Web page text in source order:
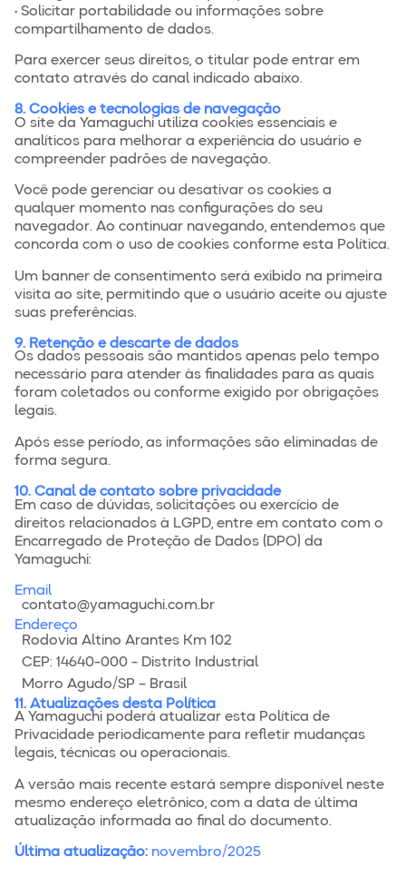
• Solicitar portabilidade ou informações sobre
compartilhamento de dados.
Para exercer seus direitos, o titular pode entrar em
contato através do canal indicado abaixo.
8. Cookies e tecnologias de navegação
O site da Yamaguchi utiliza cookies essenciais e
analíticos para melhorar a experiência do usuário e
compreender padrões de navegação.
Você pode gerenciar ou desativar os cookies a
qualquer momento nas configurações do seu
navegador. Ao continuar navegando, entendemos que
concorda com o uso de cookies conforme esta Política.
Um banner de consentimento será exibido na primeira
visita ao site, permitindo que o usuário aceite ou ajuste
suas preferências.
9. Retenção e descarte de dados
Os dados pessoais são mantidos apenas pelo tempo
necessário para atender às finalidades para as quais
foram coletados ou conforme exigido por obrigações
legais.
Após esse período, as informações são eliminadas de
forma segura.
10. Canal de contato sobre privacidade
Em caso de dúvidas, solicitações ou exercício de
direitos relacionados à LGPD, entre em contato com o
Encarregado de Proteção de Dados (DPO) da
Yamaguchi:
Email
contato@yamaguchi.com.br
Endereço
Rodovia Altino Arantes Km 102
CEP: 14640-000 - Distrito Industrial
Morro Agudo/SP – Brasil
11. Atualizações desta Política
A Yamaguchi poderá atualizar esta Política de
Privacidade periodicamente para refletir mudanças
legais, técnicas ou operacionais.
A versão mais recente estará sempre disponível neste
mesmo endereço eletrônico, com a data de última
atualização informada ao final do documento.
Última atualização: novembro/2025